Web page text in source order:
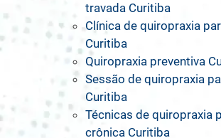
travada Curitiba
Clínica de quiropraxia
Curitiba
Quiropraxia preventiva
Sessão de quiropraxia
Curitiba
Técnicas de quiropraxia
crônica Curitiba